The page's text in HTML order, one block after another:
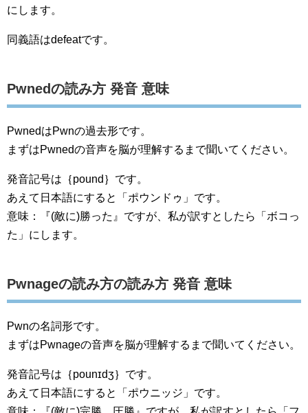
にします。
同義語はdefeatです。
Pwnedの読み方 発音 意味
PwnedはPwnの過去形です。
まずはPwnedの音声を脳が理解するまで聞いてください。
発音記号は｛pound｝です。
あえて日本語にすると「ポウンドゥ」です。
意味：『(敵に)勝った』ですが、私が訳すとしたら「ボコっ
た」にします。
Pwnageの読み方の読み方 発音 意味
Pwnの名詞形です。
まずはPwnageの音声を脳が理解するまで聞いてください。
発音記号は｛pounɪdʒ｝です。
あえて日本語にすると「ポウニッジ」です。